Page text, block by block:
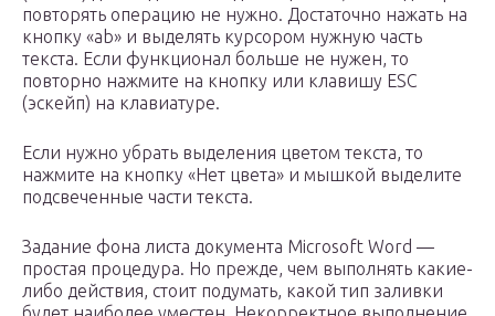
повторять операцию не нужно. Достаточно нажать на
кнопку «ab» и выделять курсором нужную часть
текста. Если функционал больше не нужен, то
повторно нажмите на кнопку или клавишу ESC
(эскейп) на клавиатуре.
Если нужно убрать выделения цветом текста, то
нажмите на кнопку «Нет цвета» и мышкой выделите
подсвеченные части текста.
Задание фона листа документа Microsoft Word —
простая процедура. Но прежде, чем выполнять какие-
либо действия, стоит подумать, какой тип заливки